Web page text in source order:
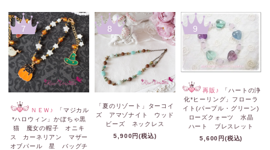
7
ＮＥＷ♪
「マジカル
*ハロウィン」かぼちゃ黒
猫 魔女の帽子 オニキ
ス カーネリアン マザー
オブパール 星 バッグチ
8
「夏のリゾート」ターコイ
ズ アマゾナイト ウッド
ビーズ ネックレス
5,900円(税込)
9
再販♪
「ハートの浄
化*ヒーリング」フローラ
イト(パープル・グリーン)
ローズクォーツ 水晶
ハート ブレスレット
5,600円(税込)